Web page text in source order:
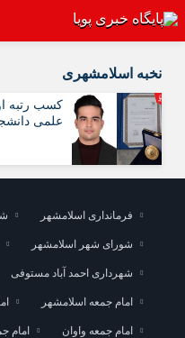
سروش
آپارات
نخبه اسلامشهری
کسب رتبه
علمی
فرمانداری اسلامشهر
شورای شهر اسلامشهر
شهرداری احمد آباد مستوفی
امام جمعه اسلامشهر
امام جمعه واوان امام